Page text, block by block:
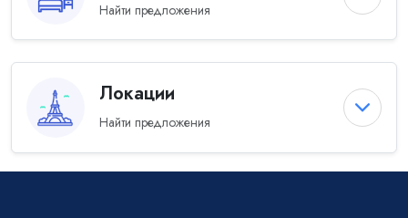
Найти предложения
Локации
Найти предложения